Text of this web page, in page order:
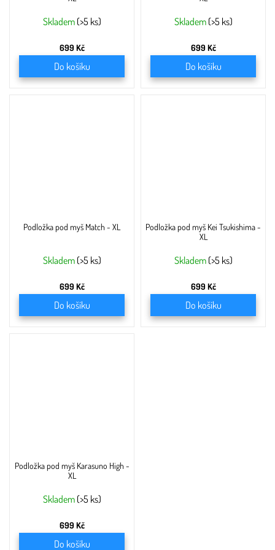
Skladem (>5 ks)
699 Kč
Do košíku
Skladem (>5 ks)
699 Kč
Do košíku
Podložka pod myš Match - XL
Skladem (>5 ks)
699 Kč
Do košíku
Podložka pod myš Kei Tsukishima -
XL
Skladem (>5 ks)
699 Kč
Do košíku
Podložka pod myš Karasuno High -
XL
Skladem (>5 ks)
699 Kč
Do košíku